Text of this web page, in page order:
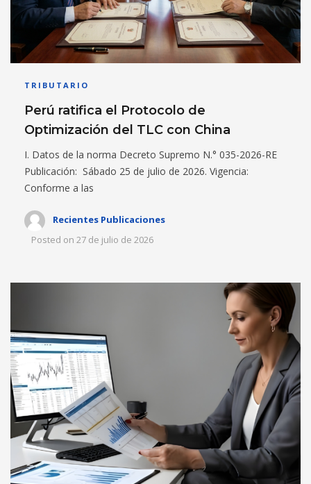
TRIBUTARIO
Perú ratifica el Protocolo de
Optimización del TLC con China
I. Datos de la norma Decreto Supremo N.° 035-2026-RE
Publicación: Sábado 25 de julio de 2026. Vigencia:
Conforme a las
Recientes Publicaciones
Posted on 27 de julio de 2026